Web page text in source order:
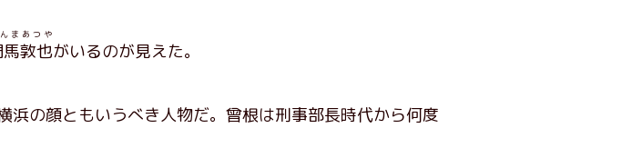
馬敦也
まあつや
がいるのが見えた。
浜の顔ともいうべき人物だ。曾根は刑事部長時代から何度